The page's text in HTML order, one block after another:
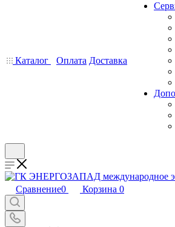
Каталог Оплата Доставка
Сравнение0 Корзина 0